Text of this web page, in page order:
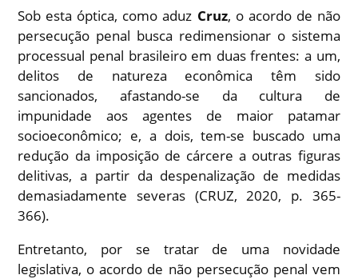
Sob esta óptica, como aduz Cruz, o acordo de não
persecução penal busca redimensionar o sistema
processual penal brasileiro em duas frentes: a um,
delitos de natureza econômica têm sido
sancionados, afastando-se da cultura de
impunidade aos agentes de maior patamar
socioeconômico; e, a dois, tem-se buscado uma
redução da imposição de cárcere a outras figuras
delitivas, a partir da despenalização de medidas
demasiadamente severas (CRUZ, 2020, p. 365-
366).
Entretanto, por se tratar de uma novidade
legislativa, o acordo de não persecução penal vem